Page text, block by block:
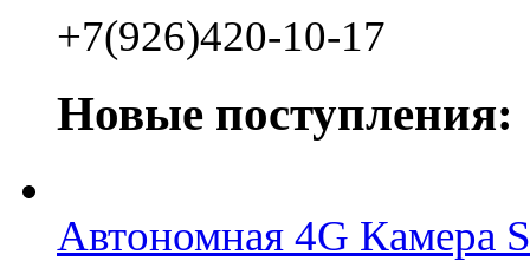
+7(926)420-10-17
Новые поступления:
Автономная 4G Камера